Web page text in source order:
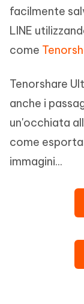
facilmente
LINE
come
Tenorshare
anche i
un'occhiata
come
immagini...